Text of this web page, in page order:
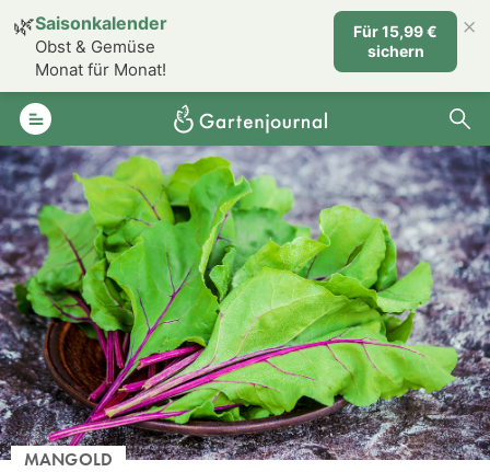
MANGOLD
🌿Saisonkalender
Obst & Gemüse
Monat für Monat!
Für 15,99 €
sichern
×